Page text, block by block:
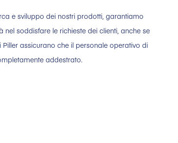
e sviluppo dei nostri prodotti, garantiamo
nel soddisfare le richieste dei clienti, anche se
Piller assicurano che il personale operativo di
addestrato.